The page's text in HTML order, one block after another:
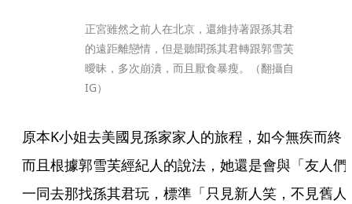
正宮雖然之前人在北京，還維持著跟孫其君
的遠距離戀情，但是聽聞孫其君轉跟郭雪芙
曖昧，多次崩潰，而且厭食暴瘦。（翻攝自
IG）
原本K小姐去美國見孫家家人的旅程，如今無疾而終
而且根據郭雪芙經紀人的說法，她還是會與「友人們
一同去那找孫其君玩，標準「只見新人笑，不見舊人